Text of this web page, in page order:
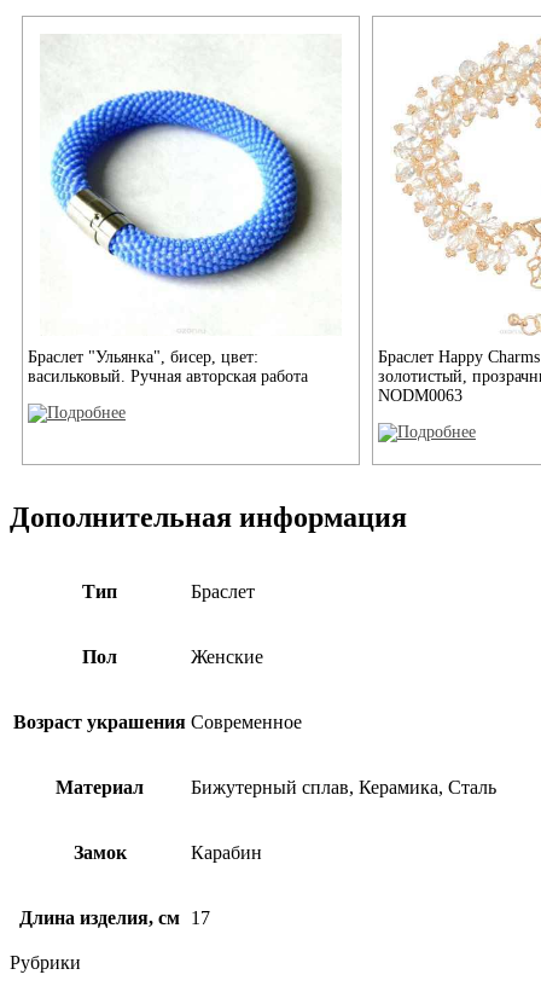
Браслет "Ульянка", бисер, цвет:
васильковый. Ручная авторская работа
Браслет Happy
золотистый,
NODM0063
Дополнительная информация
Тип Браслет
Пол Женские
Возраст украшения Современное
Материал Бижутерный сплав, Керамика, Сталь
Замок Карабин
Длина изделия, см 17
Рубрики